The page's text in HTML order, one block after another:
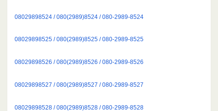
08029898524 / 080(2989)8524 / 080-2989-8524
08029898525 / 080(2989)8525 / 080-2989-8525
08029898526 / 080(2989)8526 / 080-2989-8526
08029898527 / 080(2989)8527 / 080-2989-8527
08029898528 / 080(2989)8528 / 080-2989-8528